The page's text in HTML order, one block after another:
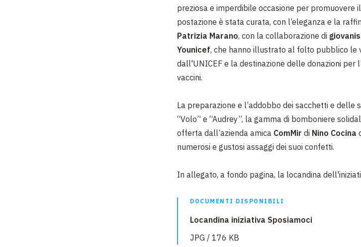
preziosa e imperdibile occasione per promuovere
postazione è stata curata, con l’eleganza e la
Patrizia Marano, con la collaborazione di
Younicef, che hanno illustrato al folto pubblico le
dall'UNICEF e la destinazione delle donazioni per
vaccini.
La preparazione e l’addobbo dei sacchetti e
“Volo” e “Audrey”, la gamma di bomboniere
offerta dall’azienda amica ComMir di Nino Cocina
numerosi e gustosi assaggi dei suoi confetti.
In allegato, a fondo pagina, la locandina
DOCUMENTI DISPONIBILI
Locandina iniziativa Sposiamoci
JPG / 176 KB